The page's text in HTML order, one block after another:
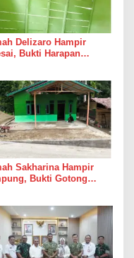
Delizaro Hampir
Bukti Harapan
Sakharina Hampir
Bukti Gotong